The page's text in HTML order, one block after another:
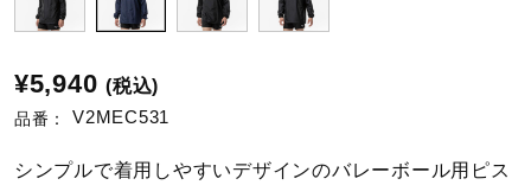
¥5,940 (税込)
品番： V2MEC531
シンプルで着用しやすいデザインのバレーボール用ピス